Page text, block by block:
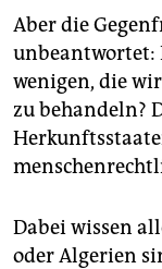
Aber die
unbeantwortet:
wenigen, die
zu behandeln?
Dabei wissen
oder Algerien